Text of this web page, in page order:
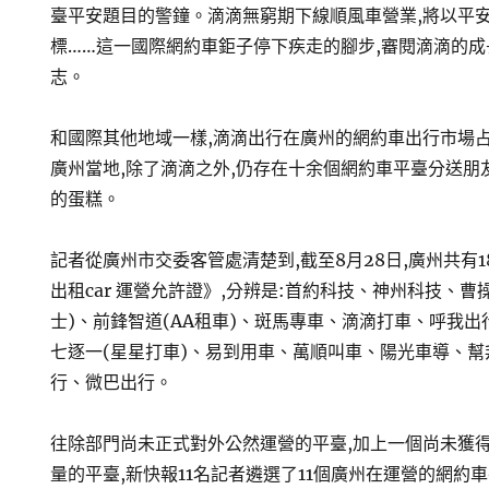
臺平安題目的警鐘。滴滴無窮期下線順風車營業,將以平
標……這一國際網約車鉅子停下疾走的腳步,審閱滴滴的
志。
和國際其他地域一樣,滴滴出行在廣州的網約車出行市場
廣州當地,除了滴滴之外,仍存在十余個網約車平臺分送
的蛋糕。
記者從廣州市交委客管處清楚到,截至8月28日,廣州共有
出租car 運營允許證》,分辨是:首約科技、神州科技、曹
士)、前鋒智道(AA租車)、斑馬專車、滴滴打車、呼我出
七逐一(星星打車)、易到用車、萬順叫車、陽光車導、
行、微巴出行。
往除部門尚未正式對外公然運營的平臺,加上一個尚未獲
量的平臺,新快報11名記者遴選了11個廣州在運營的網約